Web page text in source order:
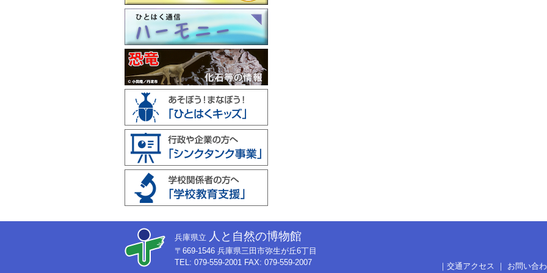
兵庫県立 人と自然の博物館
〒669-1546 兵庫県三田市弥生が丘6丁目
TEL: 079-559-2001 FAX: 079-559-2007
｜ 交通アクセス ｜ お問い合